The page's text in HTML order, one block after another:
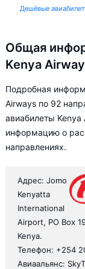
Дешёвые
Общая
Kenya
Подробная
Airways по 92
авиабилеты
информацию о
направлениях.
Адрес: Jomo
Kenyatta
International
Airport, PO Box
Kenya.
Телефон: +254
Авиаальянс: